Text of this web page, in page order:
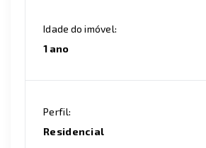
Idade do imóvel:
1 ano
Perfil:
Residencial